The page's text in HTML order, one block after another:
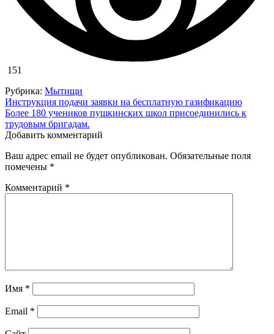
151
Рубрика: Мытищи
Навигация
по
записям
Инструкция подачи заявки на бесплатную газификацию
Более 180 учеников пушкинских школ присоединились к
трудовым бригадам.
Добавить комментарий
Ваш адрес email не будет опубликован. Обязательные поля
помечены *
Комментарий *
Имя *
Email *